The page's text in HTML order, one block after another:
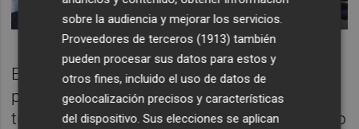
En la categoría de TFM, el premio ha sido
para
Paula Fernández Fernández, por su
trabajo Estudio de la viabilidad del biosecado
sobre la audiencia y mejorar los servicios.
Proveedores de terceros (1913) también
pueden procesar sus datos para estos y
otros fines, incluido el uso de datos de
geolocalización precisos y características
del dispositivo. Sus elecciones se aplican